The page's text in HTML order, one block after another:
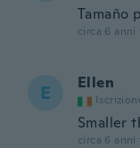
Tamaño
circa 6 anni
E Ellen
Smaller
circa 6 anni